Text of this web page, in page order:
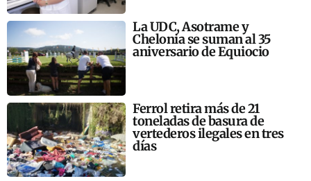
La UDC, Asotrame y
Chelonia se suman al 35
aniversario de Equiocio
Ferrol retira más de 21
toneladas de basura de
vertederos ilegales en tres
días